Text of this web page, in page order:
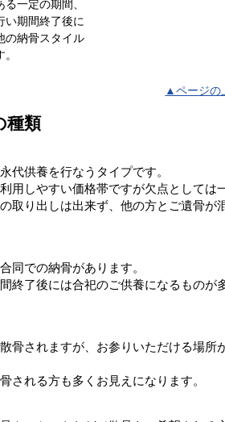
一定の期間、
い期間終了後に
の納骨スタイル
▲ページの
種類
代供養を行なうタイプです。
用しやすい価格帯ですが欠点としては
取り出しは出来ず、他の方とご遺骨が
同での納骨があります。
終了後には合祀のご供養になるものが
骨されますが、お参りいただける場所
される方も多くお見えになります。